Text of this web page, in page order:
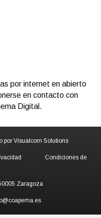
por internet en abierto
en contacto con
Digital.
por Visualcom Solutions
Condiciones de
Zaragoza